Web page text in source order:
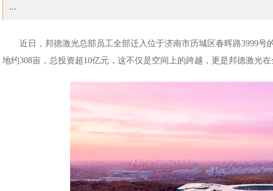
...
近日，邦德激光总部员工全部迁入位于济南市历城区春晖路3999
地约308亩，总投资超10亿元，这不仅是空间上的跨越，更是邦德激光